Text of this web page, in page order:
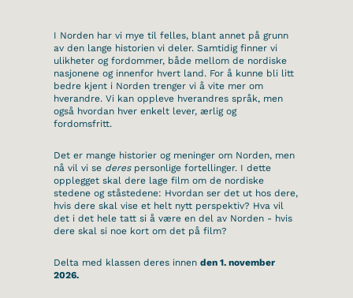
I Norden har vi mye til felles, blant annet på grunn
av den lange historien vi deler. Samtidig finner vi
ulikheter og fordommer, både mellom de nordiske
nasjonene og innenfor hvert land. For å kunne bli litt
bedre kjent i Norden trenger vi å vite mer om
hverandre. Vi kan oppleve hverandres språk, men
også hvordan hver enkelt lever, ærlig og
fordomsfritt.
Det er mange historier og meninger om Norden, men
nå vil vi se derespersonlige fortellinger. I dette
opplegget skal dere lage film om de nordiske
stedene og ståstedene: Hvordan ser det ut hos dere,
hvis dere skal vise et helt nytt perspektiv? Hva vil
det i det hele tatt si å være en del av Norden - hvis
dere skal si noe kort om det på film?
Delta med klassen deres innenden 1. november
2026.